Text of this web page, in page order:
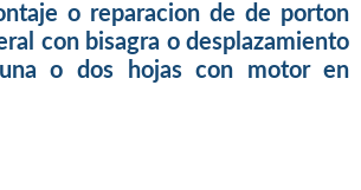
o reparacion de de porton
con bisagra o desplazamiento
o dos hojas con motor en